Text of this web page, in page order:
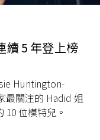
續 5 年登上榜
Huntington-
最關注的 Hadid 姐
位模特兒。